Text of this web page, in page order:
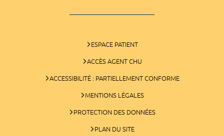
ESPACE PATIENT
ACCÈS AGENT CHU
ACCESSIBILITÉ : PARTIELLEMENT CONFORME
MENTIONS LÉGALES
PROTECTION DES DONNÉES
PLAN DU SITE